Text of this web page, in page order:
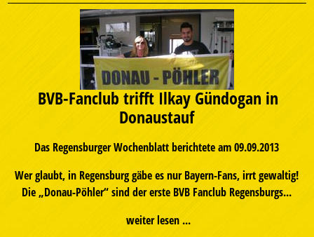
BVB-Fanclub trifft Ilkay Gündogan in
Donaustauf
Das Regensburger Wochenblatt berichtete am 09.09.2013
Wer glaubt, in Regensburg gäbe es nur Bayern-Fans, irrt gewaltig!
Die „Donau-Pöhler“ sind der erste BVB Fanclub Regensburgs...
weiter lesen ...